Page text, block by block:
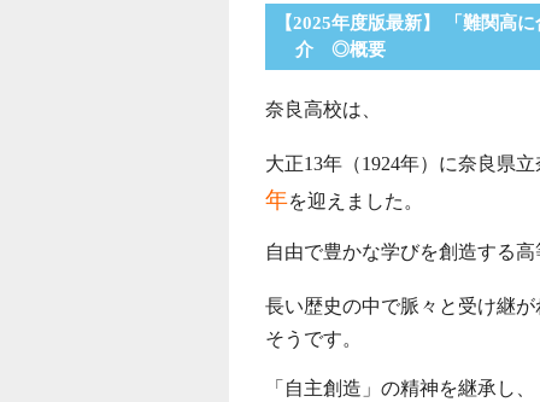
【2025年度版最新】 「難関高
介 ◎概要
奈良高校は、
大正13年（1924年）に奈良県
年を迎えました。
自由で豊かな学びを創造する
長い歴史の中で脈々と受け継
そうです。
「自主創造」の精神を継承し、